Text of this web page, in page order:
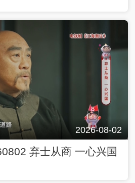
2026-08-02
弃士从商 一心兴国